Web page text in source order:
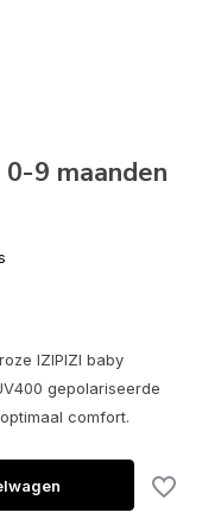
9 maanden
IZIPIZI baby
gepolariseerde
comfort.